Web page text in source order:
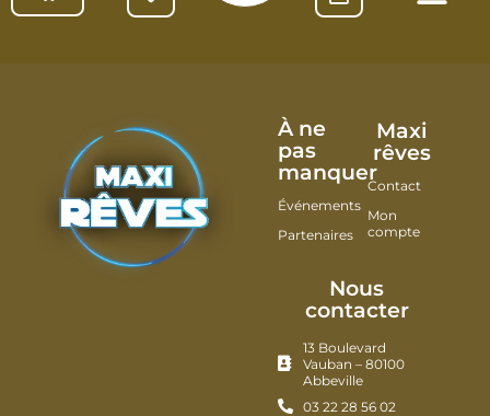
À ne
pas
manquer
Événements
Partenaires
Maxi
rêves
Contact
Mon
compte
Nous
contacter
13 Boulevard
Vauban – 80100
Abbeville
03 22 28 56 02